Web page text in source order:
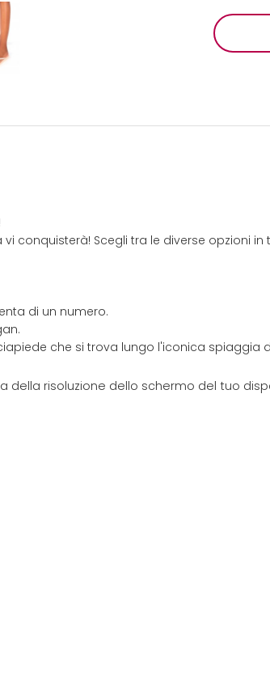
conquisterà! Scegli tra le diverse opzioni in
di un numero.
che si trova lungo l'iconica spiaggia
risoluzione dello schermo del tuo